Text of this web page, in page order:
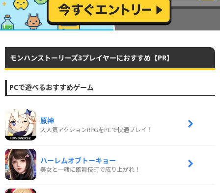
モンハンストーリーズ3プレイヤーにおすすめ【PR】
PCで遊べるおすすめゲーム
原神
大人気アクションRPGをPCで快適プレイ！
ハーレムオブトーキョー
美女と一緒に歌舞伎町で成り上がれ！